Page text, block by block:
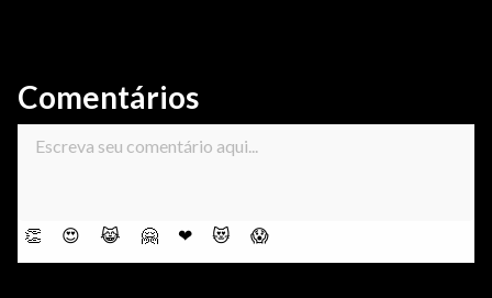
Comentários
👏 😍 😹 🤗 ❤ 😻 😱